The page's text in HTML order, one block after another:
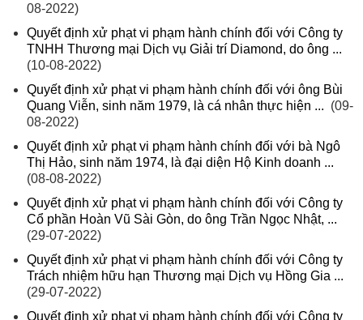
08-2022)
Quyết định xử phạt vi phạm hành chính đối với Công ty
TNHH Thương mại Dịch vụ Giải trí Diamond, do ông ...
(10-08-2022)
Quyết định xử phạt vi phạm hành chính đối với ông Bùi
Quang Viễn, sinh năm 1979, là cá nhân thực hiện ... (09-
08-2022)
Quyết định xử phạt vi phạm hành chính đối với bà Ngô
Thị Hảo, sinh năm 1974, là đại diện Hộ Kinh doanh ...
(08-08-2022)
Quyết định xử phạt vi phạm hành chính đối với Công ty
Cổ phần Hoàn Vũ Sài Gòn, do ông Trần Ngọc Nhật, ...
(29-07-2022)
Quyết định xử phạt vi phạm hành chính đối với Công ty
Trách nhiệm hữu hạn Thương mại Dịch vụ Hồng Gia ...
(29-07-2022)
Quyết định xử phạt vi phạm hành chính đối với Công ty